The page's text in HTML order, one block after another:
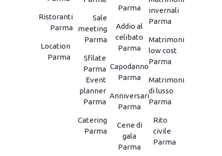
Ristoranti
Parma
Location
Parma
Sale
meeting
Parma
Sfilate
Parma
Event
planner
Parma
Catering
Parma
Parma
Addio al
celibato
Parma
Capodanno
Parma
Anniversari
Parma
Cene di
gala
Parma
invernali
Parma
Matrimoni
low cost
Parma
Matrimoni
di lusso
Parma
Rito
civile
Parma